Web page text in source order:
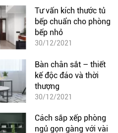
Tư vấn kích thước tủ
bếp chuẩn cho phòng
bếp nhỏ
30/12/2021
Bàn chân sắt – thiết
kế độc đáo và thời
thượng
30/12/2021
Cách sắp xếp phòng
ngủ gọn gàng với vài